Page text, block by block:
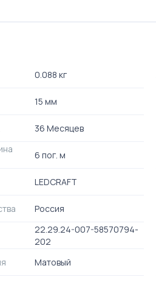
0.088 кг
15 мм
36 Месяцев
6 пог. м
LEDCRAFT
Россия
22.29.24-007-58570794-
202
Матовый